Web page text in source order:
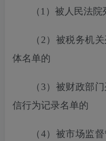
（ 1）被人民法
（ 2） 被税务机
体名单的
（ 3）被财政部
信行为记录名单的
（4）被市场监